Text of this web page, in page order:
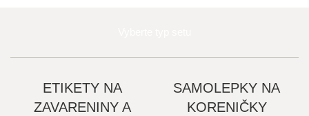
ETIKETY NA
ZAVARENINY A
SAMOLEPKY NA
KORENIČKY